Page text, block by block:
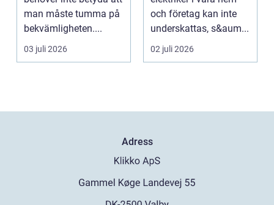
man måste tumma på
bekvämligheten....
03 juli 2026
och företag kan inte
underskattas, s&aum...
02 juli 2026
Adress